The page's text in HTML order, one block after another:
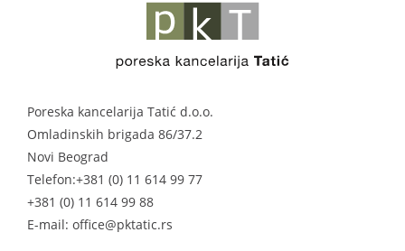
Poreska kancelarija Tatić d.o.o.
Omladinskih brigada 86/37.2
Novi Beograd
Telefon:+381 (0) 11 614 99 77
+381 (0) 11 614 99 88
E-mail: office@pktatic.rs